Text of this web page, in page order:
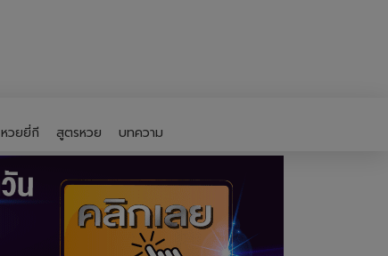
หวยยี่กี สูตรหวย บทความ